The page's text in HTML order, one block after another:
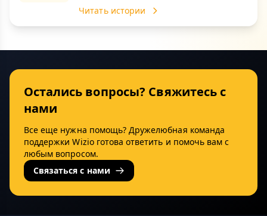
Читать истории
Остались вопросы? Свяжитесь с
нами
Все еще нужна помощь? Дружелюбная команда
поддержки Wizio готова ответить и помочь вам с
любым вопросом.
Связаться с нами